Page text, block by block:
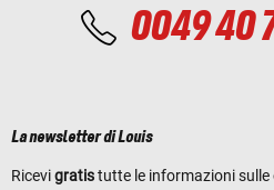
0049 40
La newsletter di Louis
Ricevigratistutte le informazioni